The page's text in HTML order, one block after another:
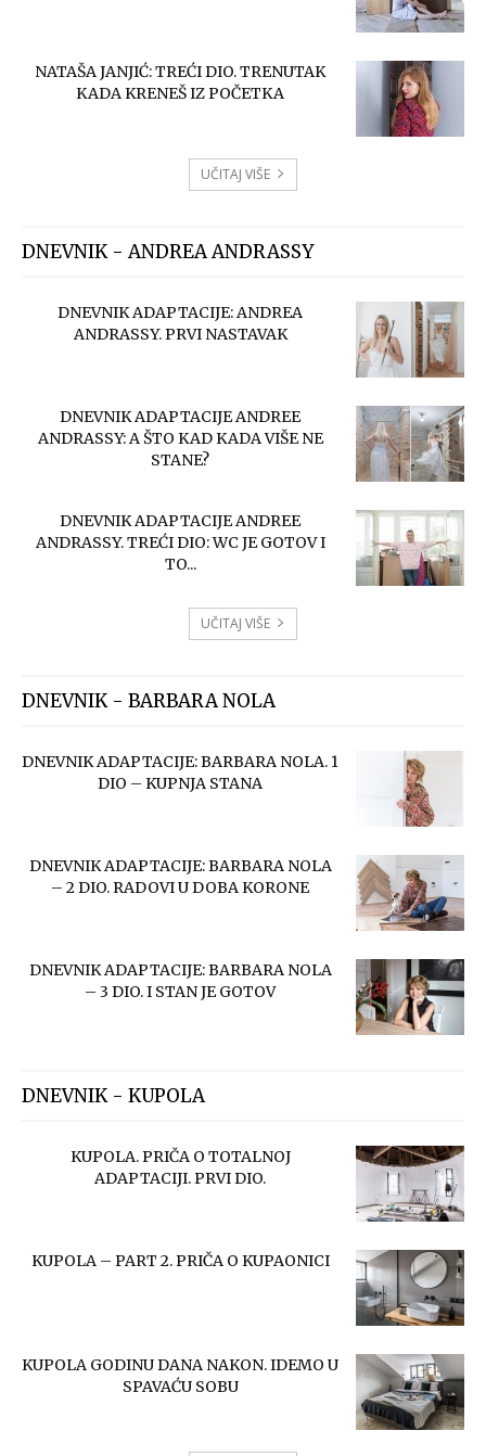
NATAŠA JANJIĆ: TREĆI DIO. TRENUTAK
KADA KRENEŠ IZ POČETKA
UČITAJ VIŠE
DNEVNIK - ANDREA ANDRASSY
DNEVNIK ADAPTACIJE: ANDREA
ANDRASSY. PRVI NASTAVAK
DNEVNIK ADAPTACIJE ANDREE
ANDRASSY: A ŠTO KAD KADA VIŠE NE
STANE?
DNEVNIK ADAPTACIJE ANDREE
ANDRASSY. TREĆI DIO: WC JE GOTOV I
TO...
UČITAJ VIŠE
DNEVNIK - BARBARA NOLA
DNEVNIK ADAPTACIJE: BARBARA NOLA. 1
DIO – KUPNJA STANA
DNEVNIK ADAPTACIJE: BARBARA NOLA
– 2 DIO. RADOVI U DOBA KORONE
DNEVNIK ADAPTACIJE: BARBARA NOLA
– 3 DIO. I STAN JE GOTOV
DNEVNIK - KUPOLA
KUPOLA. PRIČA O TOTALNOJ
ADAPTACIJI. PRVI DIO.
KUPOLA – PART 2. PRIČA O KUPAONICI
KUPOLA GODINU DANA NAKON. IDEMO U
SPAVAĆU SOBU